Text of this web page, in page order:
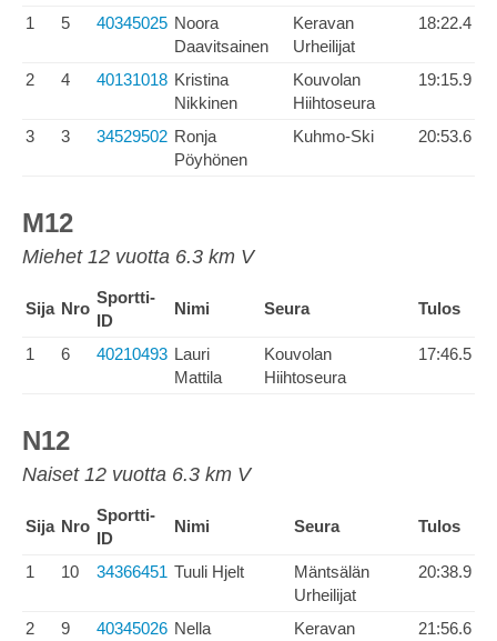
1 5 40345025 Noora
Daavitsainen
Keravan
Urheilijat
18:22.4
2 4 40131018 Kristina
Nikkinen
Kouvolan
Hiihtoseura
19:15.9
3 3 34529502 Ronja
Pöyhönen
Kuhmo-Ski 20:53.6
M12
Miehet 12 vuotta 6.3 km V
Sija Nro
Sportti-
ID
Nimi Seura Tulos
1 6 40210493 Lauri
Mattila
Kouvolan
Hiihtoseura
17:46.5
N12
Naiset 12 vuotta 6.3 km V
Sija Nro
Sportti-
ID
Nimi Seura Tulos
1 10 34366451 Tuuli Hjelt
Mäntsälän
Urheilijat
20:38.9
2 9 40345026 Nella
Keravan
21:56.6